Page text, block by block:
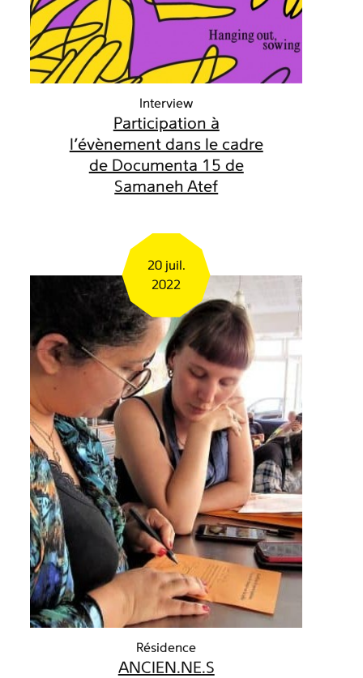
Interview
Participation à
l'évènement dans le cadre
de Documenta 15 de
Samaneh Atef
20 juil.
2022
Résidence
ANCIEN.NE.S